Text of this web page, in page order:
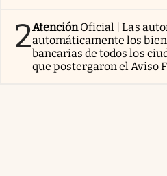
2AtenciónOficial | Las
automáticamente los
bancarias de todos los
que postergaron el Aviso